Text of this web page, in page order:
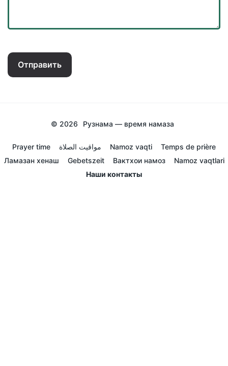
Отправить
© 2026 Рузнама — время намаза
Prayer time مواقيت الصلاة Namoz vaqti
Temps de prière
Ламазан хенаш
Gebetszeit Вактхои намоз
Namoz vaqtlari
Наши контакты